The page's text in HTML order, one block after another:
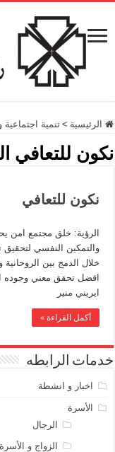
الرئيسية > تنمية
نكون للتعافي
نكون للتعافي
الرؤية: خلق مجتمع امن
والتمكين النفسي لتحقيق
خلال الدمج بين
ايريني منير
أكمل القراءة »
خدمات الرابطه
اخبار و انشطة
الأسرة
الرجال
الزواج و الأسرة